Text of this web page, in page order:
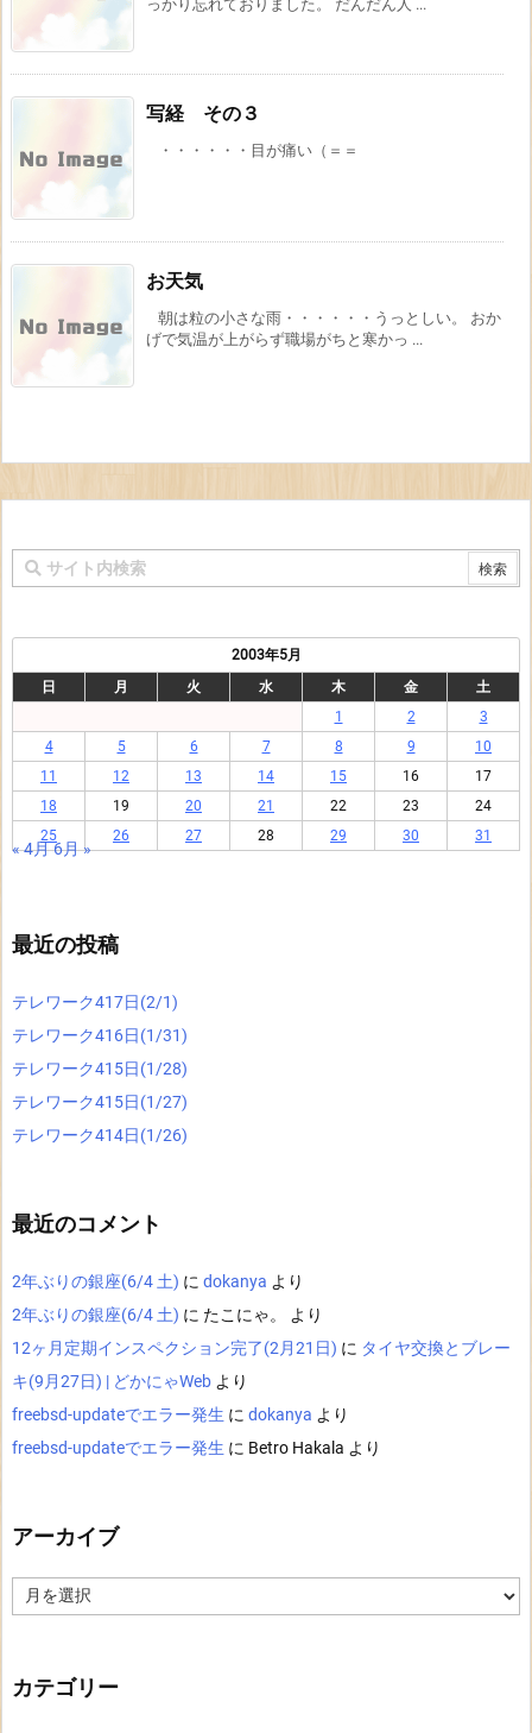
っかり忘れておりました。 だんだん人 ...
写経 その３
・・・・・・目が痛い（＝＝
お天気
朝は粒の小さな雨・・・・・・うっとしい。 おか
げで気温が上がらず職場がちと寒かっ ...
2003年5月
日
月 火 水 木 金
土
1
2
3
4
5 6 7 8 9
10
11
12 13 14 15 16
17
18
19 20 21 22 23
24
25
26 27 28 29 30 31
« 4月6月 »
最近の投稿
テレワーク417日(2/1)
テレワーク416日(1/31)
テレワーク415日(1/28)
テレワーク415日(1/27)
テレワーク414日(1/26)
最近のコメント
2年ぶりの銀座(6/4 土) に dokanya より
2年ぶりの銀座(6/4 土) に たこにゃ。
より
12ヶ月定期インスペクション完了(2月21日) に タイヤ交換とブレー
キ(9月27日) | どかにゃWeb より
freebsd-updateでエラー発生 に dokanya より
freebsd-updateでエラー発生 に Betro Hakala より
アーカイブ
ー
カテゴリー